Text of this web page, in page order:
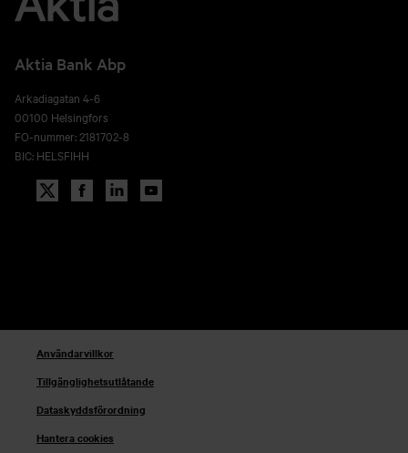
Aktia Bank Abp
Arkadiagatan 4-6
00100 Helsingfors
FO-nummer: 2181702-8
BIC: HELSFIHH
Användarvillkor
Tillgänglighetsutlåtande
Dataskyddsförordning
Hantera cookies